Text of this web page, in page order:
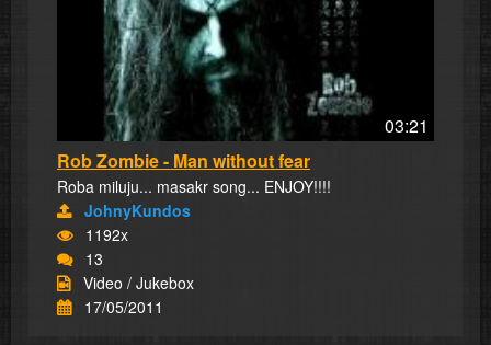
03:21
Rob Zombie - Man without fear
Roba miluju... masakr song... ENJOY!!!!
JohnyKundos
1192x
13
Video / Jukebox
17/05/2011